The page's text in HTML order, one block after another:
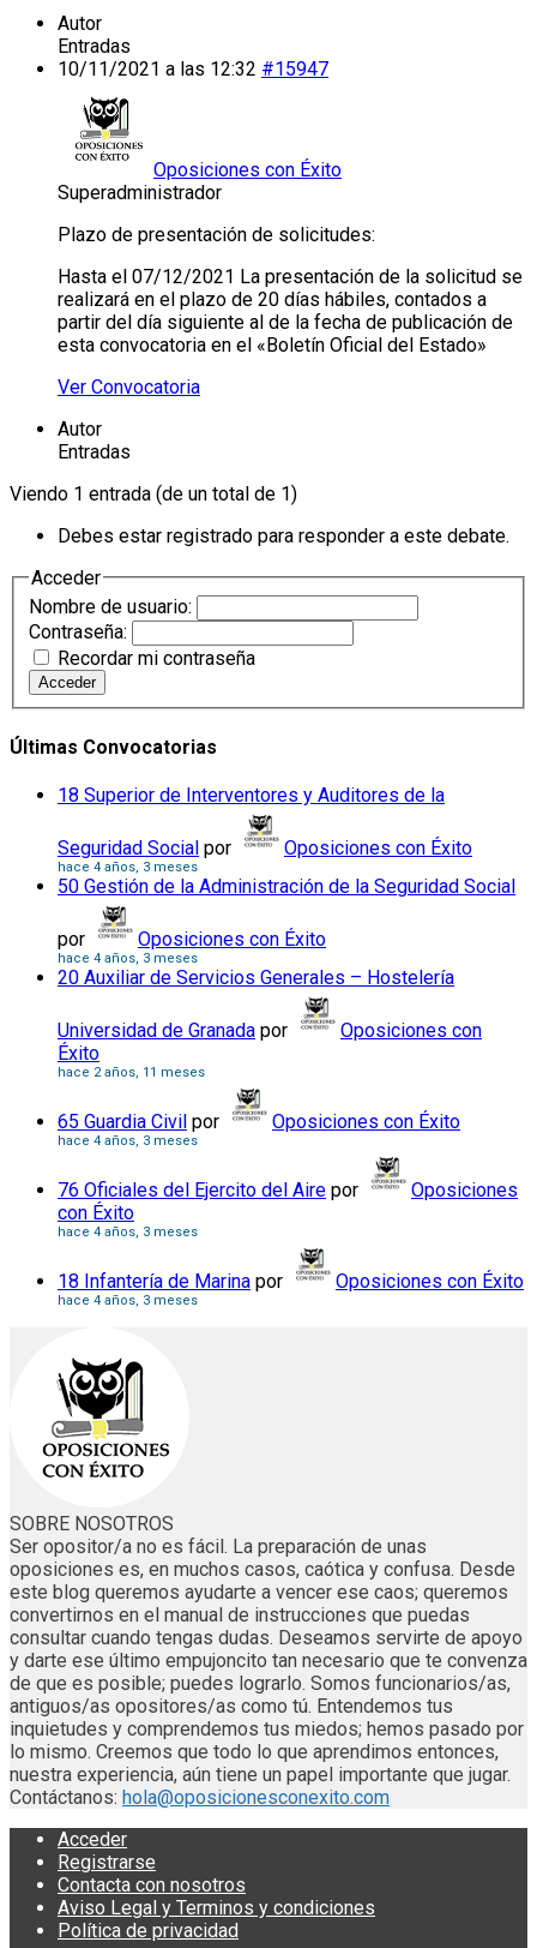
Autor
Entradas
10/11/2021 a las 12:32 #15947
Oposiciones con Éxito
Superadministrador
Plazo de presentación de solicitudes:
Hasta el 07/12/2021 La presentación de la solicitud se
realizará en el plazo de 20 días hábiles, contados a
partir del día siguiente al de la fecha de publicación de
esta convocatoria en el «Boletín Oficial del Estado»
Ver Convocatoria
Autor
Entradas
Viendo 1 entrada (de un total de 1)
Debes estar registrado para responder a este debate.
Acceder
Nombre de usuario:
Contraseña:
Recordar mi contraseña
Acceder
Últimas Convocatorias
18 Superior de Interventores y Auditores de la
Seguridad Social por Oposiciones con Éxito
hace 4 años, 3 meses
50 Gestión de la Administración de la Seguridad Social
por Oposiciones con Éxito
hace 4 años, 3 meses
20 Auxiliar de Servicios Generales – Hostelería
Universidad de Granada por
Oposiciones con
Éxito
hace 2 años, 11 meses
65 Guardia Civil por Oposiciones con Éxito
hace 4 años, 3 meses
76 Oficiales del Ejercito del Aire por
Oposiciones
con Éxito
hace 4 años, 3 meses
18 Infantería de Marina por Oposiciones con Éxito
hace 4 años, 3 meses
SOBRE NOSOTROS
Ser opositor/a no es fácil. La preparación de unas
oposiciones es, en muchos casos, caótica y confusa. Desde
este blog queremos ayudarte a vencer ese caos; queremos
convertirnos en el manual de instrucciones que puedas
consultar cuando tengas dudas. Deseamos servirte de apoyo
y darte ese último empujoncito tan necesario que te convenza
de que es posible; puedes lograrlo. Somos funcionarios/as,
antiguos/as opositores/as como tú. Entendemos tus
inquietudes y comprendemos tus miedos; hemos pasado por
lo mismo. Creemos que todo lo que aprendimos entonces,
nuestra experiencia, aún tiene un papel importante que jugar.
Contáctanos: hola@oposicionesconexito.com
Acceder
Registrarse
Contacta con nosotros
Aviso Legal y Terminos y condiciones
Política de privacidad